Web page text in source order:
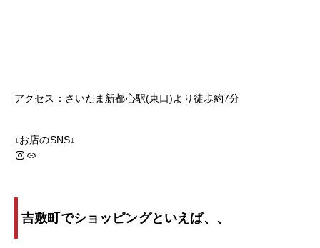
アクセス：さいたま新都心駅(東口)より徒歩約7分
↓お店のSNS↓
Instagram
Link
吉敷町でショッピングといえば、、